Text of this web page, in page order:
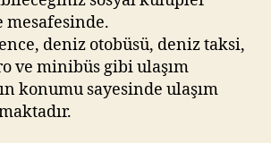
mesafesinde.
deniz otobüsü, deniz taksi,
ve minibüs gibi ulaşım
konumu sayesinde ulaşım